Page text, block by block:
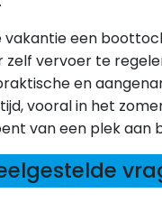
vakantie een
zelf vervoer te
en
vooral in het
van een plek aan